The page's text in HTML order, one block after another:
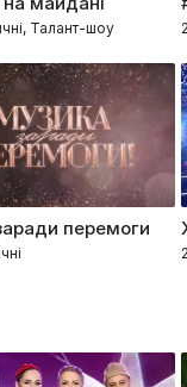
Талант-шоу
перемоги